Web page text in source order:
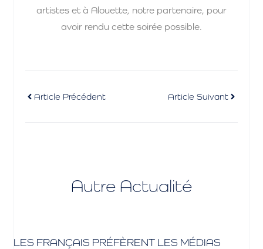
artistes et à Alouette, notre partenaire, pour
avoir rendu cette soirée possible.
Article Précédent Article Suivant
Autre Actualité
LES FRANÇAIS PRÉFÈRENT LES MÉDIAS